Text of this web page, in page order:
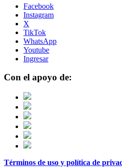
Facebook
Instagram
X
TikTok
WhatsApp
Youtube
Ingresar
Con el apoyo de:
Términos de uso y política de